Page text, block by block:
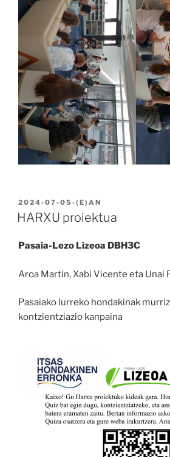
2024-07-05 -(E)AN
HARXU proiektua
Pasaia-Lezo Lizeoa DBH3C
Aroa Martin, Xabi Vicente eta Unai
Pasaiako lurreko hondakinak
kontzientziazio kanpaina